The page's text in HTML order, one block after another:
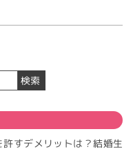
検索
許すデメリットは？結婚生